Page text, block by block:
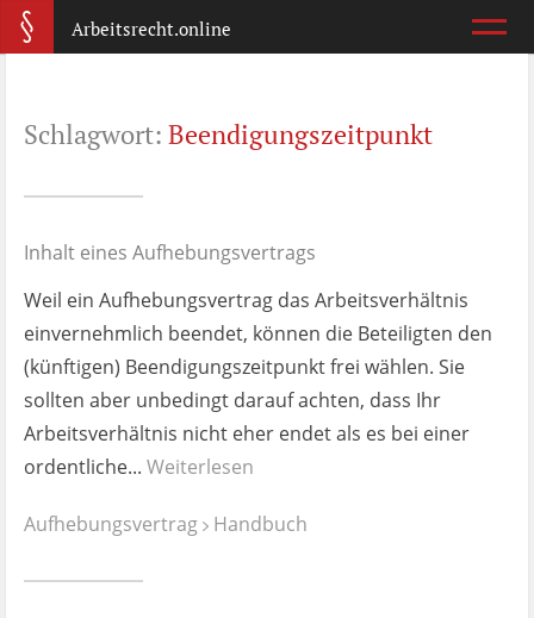
Arbeitsrecht.online
Was ist wichtig?
Wie reagiere ich?
Kündigung
Was jetzt?
Aufhebungsvertrag
Wann lohnt er sich?
Zeugnis
Ist es wirklich gut?
Schlagwort: Beendigungszeitpunkt
Inhalt eines Aufhebungsvertrags
Weil ein Aufhebungsvertrag das Arbeitsverhältnis
einvernehmlich beendet, können die Beteiligten den
(künftigen) Beendigungszeitpunkt frei wählen. Sie
sollten aber unbedingt darauf achten, dass Ihr
Arbeitsverhältnis nicht eher endet als es bei einer
ordentliche... Weiterlesen
Aufhebungsvertrag Handbuch